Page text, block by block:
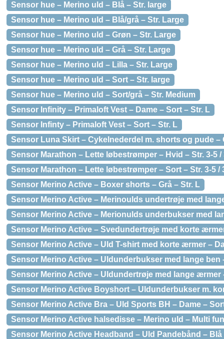
Sensor hue – Merino uld – Blå – Str. large
Sensor hue – Merino uld – Blå/grå – Str. Large
Sensor hue – Merino uld – Grøn – Str. Large
Sensor hue – Merino uld – Grå – Str. Large
Sensor hue – Merino uld – Lilla – Str. Large
Sensor hue – Merino uld – Sort – Str. large
Sensor hue – Merino uld – Sort/grå – Str. Medium
Sensor Infinity – Primaloft Vest – Dame – Sort – Str. L
Sensor Infinty – Primaloft Vest – Sort – Str. L
Sensor Luna Skirt – Cykelnederdel m. shorts og pude –
Sensor Marathon – Lette løbestrømper – Hvid – Str. 3-5 /
Sensor Marathon – Lette løbestrømper – Sort – Str. 3-5 /
Sensor Merino Active – Boxer shorts – Grå – Str. L
Sensor Merino Active – Merinoulds undertrøje med
Sensor Merino Active – Merionulds underbukser med
Sensor Merino Active – Svedundertrøje med korte
Sensor Merino Active – Uld T-shirt med korte ærmer –
Sensor Merino Active – Uldunderbukser med lange ben
Sensor Merino Active – Uldundertrøje med lange ærmer
Sensor Merino Active Boyshort – Uldunderbukser m.
Sensor Merino Active Bra – Uld Sports BH – Dame –
Sensor Merino Active halsedisse – Merino uld – Multi
Sensor Merino Active Headband – Uld Pandebånd – Blå